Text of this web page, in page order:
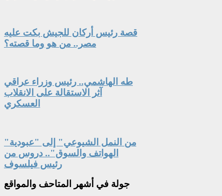
قصة رئيس أركان للجيش بكت عليه
مصر.. من هو وما قصته؟
طه الهاشمي.. رئيس وزراء عراقي
آثر الاستقالة على الانقلاب
العسكري
"من النمل الشيوعي" إلى "عبودية
الهواتف والسوق".. دروس من
رئيس فيلسوف
جولة في أشهر المتاحف والمواقع